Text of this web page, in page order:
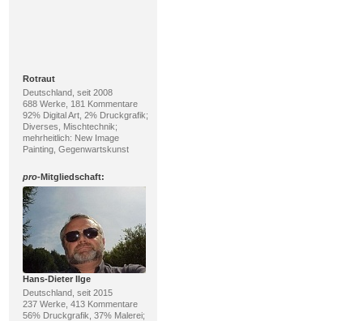
Rotraut
Deutschland, seit 2008
688 Werke, 181 Kommentare
92% Digital Art, 2% Druckgrafik;
Diverses, Mischtechnik;
mehrheitlich: New Image
Painting, Gegenwartskunst
pro-Mitgliedschaft:
Hans-Dieter Ilge
Deutschland, seit 2015
237 Werke, 413 Kommentare
56% Druckgrafik, 37% Malerei;